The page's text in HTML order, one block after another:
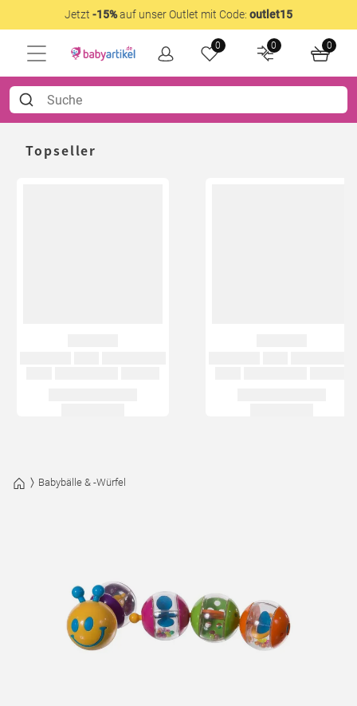
Jetzt -15%auf unser Outlet mit Code: outlet15
0 0 0
Topseller
Babybälle & -Würfel